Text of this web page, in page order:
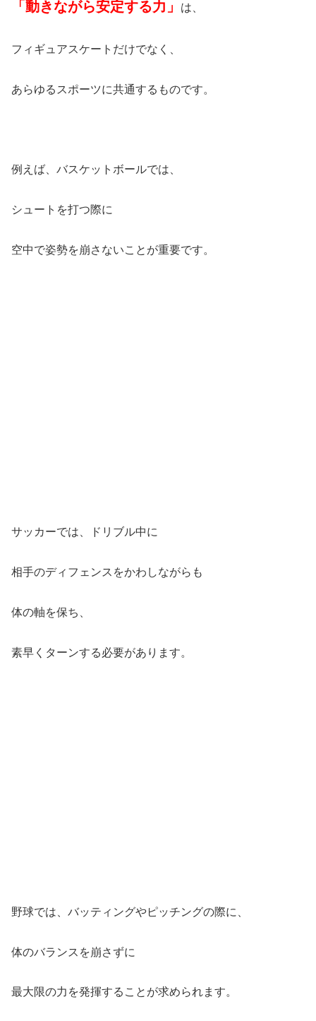
「動きながら安定する力」 は、
フィギュアスケートだけでなく、
あらゆるスポーツに共通するものです。
例えば、バスケットボールでは、
シュートを打つ際に
空中で姿勢を崩さないことが重要です。
サッカーでは、ドリブル中に
相手のディフェンスをかわしながらも
体の軸を保ち、
素早くターンする必要があります。
野球では、バッティングやピッチングの際に、
体のバランスを崩さずに
最大限の力を発揮することが求められます。